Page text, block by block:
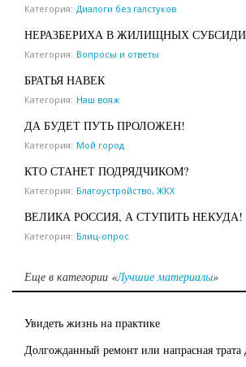
Категория: Диалоги без галстуков
НЕРАЗБЕРИХА В ЖИЛИЩНЫХ
Категория: Вопросы и ответы
БРАТЬЯ НАВЕК
Категория: Наш вояж
ДА БУДЕТ ПУТЬ ПРОЛОЖЕН!
Категория: Мой город
КТО СТАНЕТ ПОДРЯДЧИКОМ?
Категория: Благоустройство, ЖКХ
ВЕЛИКА РОССИЯ, А СТУПИТЬ НЕКУДА!
Категория: Блиц-опрос
Еще в категории «Лучшие материалы»
Увидеть жизнь на практике
Долгожданный ремонт или напрасная трата